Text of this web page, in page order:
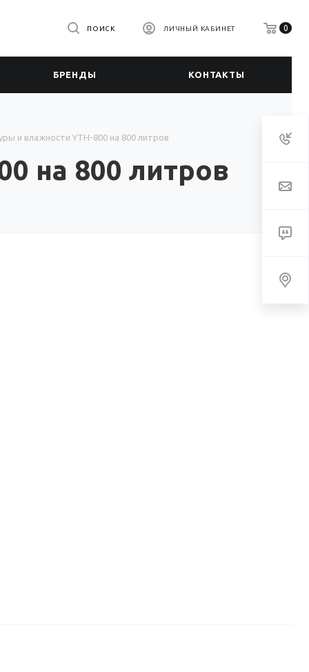
0
ЛИЧНЫЙ КАБИНЕТ
ПОИСК
БРЕНДЫ КОНТАКТЫ
и влажности YTH-800 на 800 литров
на 800 литров